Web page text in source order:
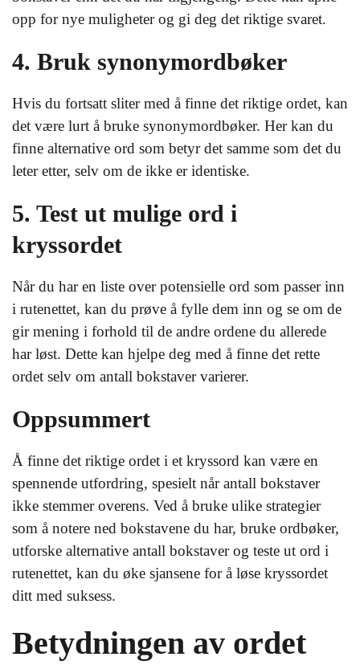
opp for nye muligheter og gi deg det riktige svaret.
4. Bruk synonymordbøker
Hvis du fortsatt sliter med å finne det riktige ordet, kan
det være lurt å bruke synonymordbøker. Her kan du
finne alternative ord som betyr det samme som det du
leter etter, selv om de ikke er identiske.
5. Test ut mulige ord i
kryssordet
Når du har en liste over potensielle ord som passer inn
i rutenettet, kan du prøve å fylle dem inn og se om de
gir mening i forhold til de andre ordene du allerede
har løst. Dette kan hjelpe deg med å finne det rette
ordet selv om antall bokstaver varierer.
Oppsummert
Å finne det riktige ordet i et kryssord kan være en
spennende utfordring, spesielt når antall bokstaver
ikke stemmer overens. Ved å bruke ulike strategier
som å notere ned bokstavene du har, bruke ordbøker,
utforske alternative antall bokstaver og teste ut ord i
rutenettet, kan du øke sjansene for å løse kryssordet
ditt med suksess.
Betydningen av ordet